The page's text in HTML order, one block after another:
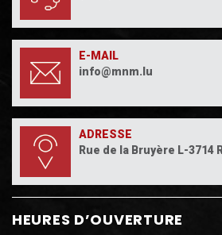
E-MAIL
info@mnm.lu
ADRESSE
Rue de la Bruyère L-3714
HEURES D’OUVERTURE